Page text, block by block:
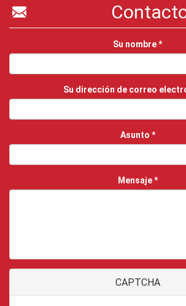
Su nombre*
Su dirección de correo
Asunto *
Mensaje*
CAPTCHA